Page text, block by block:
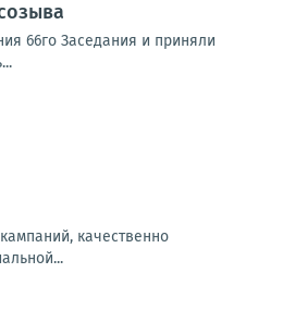
66го Заседания и приняли
качественно